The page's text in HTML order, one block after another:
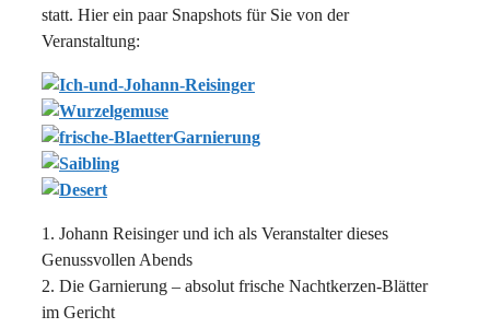
statt. Hier ein paar Snapshots für Sie von der
Veranstaltung:
1. Johann Reisinger und ich als Veranstalter dieses
Genussvollen Abends
2. Die Garnierung – absolut frische Nachtkerzen-Blätter
im Gericht